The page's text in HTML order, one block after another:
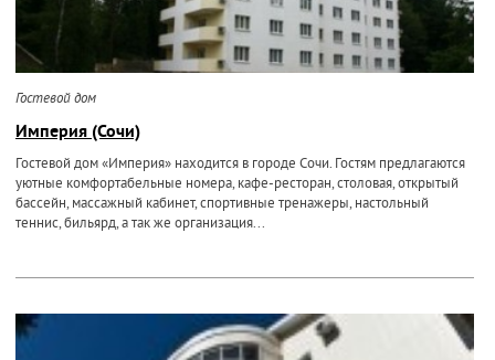
Гостевой дом
Империя (Сочи)
Гостевой дом «Империя» находится в городе Сочи. Гостям предлагаются
уютные комфортабельные номера, кафе-ресторан, столовая, открытый
бассейн, массажный кабинет, спортивные тренажеры, настольный
теннис, бильярд, а так же организация...